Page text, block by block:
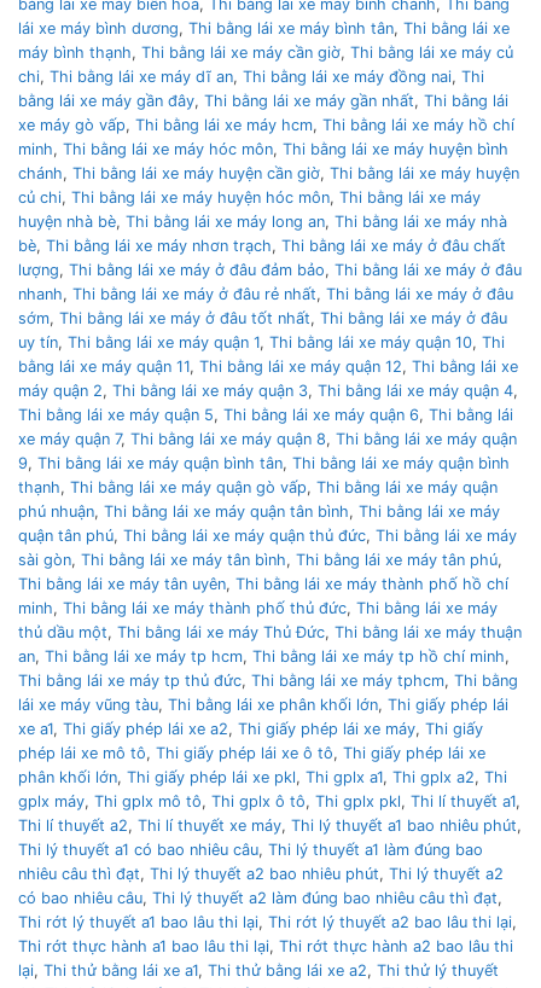
bằng lái xe máy biên hoà, Thi bằng lái xe máy bình chánh,
Thi bằng
lái xe máy bình dương, Thi bằng lái xe máy bình tân, Thi bằng lái xe
máy bình thạnh, Thi bằng lái xe máy cần giờ, Thi bằng lái xe máy củ
chi, Thi bằng lái xe máy dĩ an, Thi bằng lái xe máy đồng nai, Thi
bằng lái xe máy gần đây, Thi bằng lái xe máy gần nhất, Thi bằng lái
xe máy gò vấp, Thi bằng lái xe máy hcm, Thi bằng lái xe máy hồ chí
minh, Thi bằng lái xe máy hóc môn, Thi bằng lái xe máy huyện bình
chánh, Thi bằng lái xe máy huyện cần giờ, Thi bằng lái xe máy huyện
củ chi, Thi bằng lái xe máy huyện hóc môn, Thi bằng lái xe máy
huyện nhà bè, Thi bằng lái xe máy long an, Thi bằng lái xe máy nhà
bè, Thi bằng lái xe máy nhơn trạch, Thi bằng lái xe máy ở đâu chất
lượng, Thi bằng lái xe máy ở đâu đảm bảo, Thi bằng lái xe máy ở đâu
nhanh, Thi bằng lái xe máy ở đâu rẻ nhất, Thi bằng lái xe máy ở đâu
sớm, Thi bằng lái xe máy ở đâu tốt nhất, Thi bằng lái xe máy ở đâu
uy tín, Thi bằng lái xe máy quận 1, Thi bằng lái xe máy quận 10, Thi
bằng lái xe máy quận 11, Thi bằng lái xe máy quận 12, Thi bằng lái xe
máy quận 2, Thi bằng lái xe máy quận 3, Thi bằng lái xe máy quận 4,
Thi bằng lái xe máy quận 5, Thi bằng lái xe máy quận 6, Thi bằng lái
xe máy quận 7, Thi bằng lái xe máy quận 8, Thi bằng lái xe máy quận
9, Thi bằng lái xe máy quận bình tân, Thi bằng lái xe máy quận bình
thạnh, Thi bằng lái xe máy quận gò vấp, Thi bằng lái xe máy quận
phú nhuận, Thi bằng lái xe máy quận tân bình, Thi bằng lái xe máy
quận tân phú, Thi bằng lái xe máy quận thủ đức, Thi bằng lái xe máy
sài gòn, Thi bằng lái xe máy tân bình, Thi bằng lái xe máy tân phú,
Thi bằng lái xe máy tân uyên, Thi bằng lái xe máy thành phố hồ chí
minh, Thi bằng lái xe máy thành phố thủ đức, Thi bằng lái xe máy
thủ dầu một, Thi bằng lái xe máy Thủ Đức, Thi bằng lái xe máy thuận
an, Thi bằng lái xe máy tp hcm, Thi bằng lái xe máy tp hồ chí minh,
Thi bằng lái xe máy tp thủ đức, Thi bằng lái xe máy tphcm, Thi bằng
lái xe máy vũng tàu, Thi bằng lái xe phân khối lớn, Thi giấy phép lái
xe a1, Thi giấy phép lái xe a2, Thi giấy phép lái xe máy, Thi giấy
phép lái xe mô tô, Thi giấy phép lái xe ô tô, Thi giấy phép lái xe
phân khối lớn, Thi giấy phép lái xe pkl, Thi gplx a1, Thi gplx a2, Thi
gplx máy, Thi gplx mô tô, Thi gplx ô tô, Thi gplx pkl, Thi lí thuyết a1,
Thi lí thuyết a2, Thi lí thuyết xe máy, Thi lý thuyết a1 bao nhiêu phút,
Thi lý thuyết a1 có bao nhiêu câu, Thi lý thuyết a1 làm đúng bao
nhiêu câu thì đạt, Thi lý thuyết a2 bao nhiêu phút, Thi lý thuyết a2
có bao nhiêu câu, Thi lý thuyết a2 làm đúng bao nhiêu câu thì đạt,
Thi rớt lý thuyết a1 bao lâu thi lại, Thi rớt lý thuyết a2 bao lâu thi lại,
Thi rớt thực hành a1 bao lâu thi lại, Thi rớt thực hành a2 bao lâu thi
lại, Thi thử bằng lái xe a1, Thi thử bằng lái xe a2, Thi thử lý thuyết